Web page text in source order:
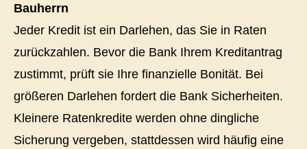
Bauherrn
Jeder Kredit ist ein Darlehen, das Sie in Raten
zurückzahlen. Bevor die Bank Ihrem Kreditantrag
zustimmt, prüft sie Ihre finanzielle Bonität. Bei
größeren Darlehen fordert die Bank Sicherheiten.
Kleinere Ratenkredite werden ohne dingliche
Sicherung vergeben, stattdessen wird häufig eine